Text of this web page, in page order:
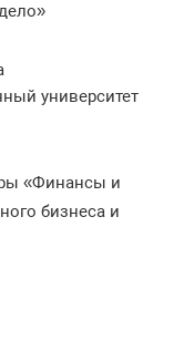
университет
«Финансы и
бизнеса и